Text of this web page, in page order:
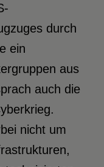
durch
ein
aus
auch die
nicht um